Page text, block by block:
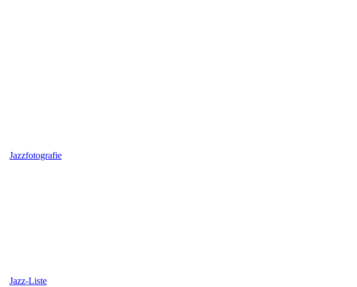
Jazzfotografie
Jazz-Liste